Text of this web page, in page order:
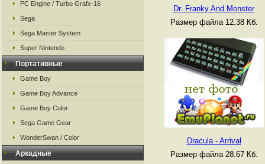
PC Engine / Turbo Grafx-16
Sega
Sega Master System
Super Nintendo
Портативные
Game Boy
Game Boy Advance
Game Boy Color
Sega Game Gear
WonderSwan / Color
Аркадные
Dr. Franky And Monster
Размер файла 12.38 Кб.
Dracula - Arrival
Размер файла 28.67 Кб.